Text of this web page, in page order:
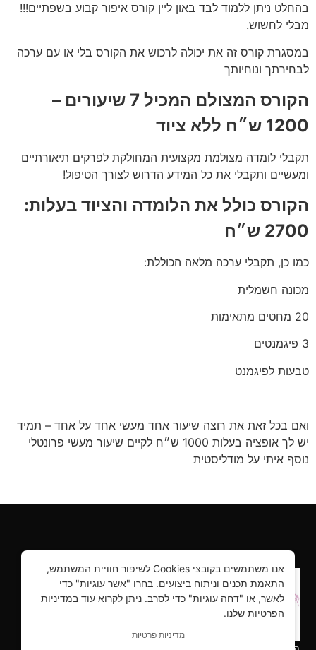
אנו משתמשים בקובצי Cookies לשיפור חוויית המשתמש,
התאמת תכנים וניתוח ביצועים. בחרו "אשר עוגיות" כדי
לאשר, או "דחה עוגיות" כדי לסרב. ניתן לקרוא עוד במדיניות
הפרטיות שלנו.
מדיניות פרטיות
בהחלט ניתן ללמוד לבד באון ליין קורס איפור קבוע בשפתיים!!!
מבלי לחשוש.
במסגרת קורס זה את יכולה לרכוש את הקורס בלי או עם ערכה
לבחירתך ונוחיותך
הקורס המצולם המכיל 7 שיעורים –
1200 ש״ח ללא ציוד
תקבלי לומדה מצולמת מקצועית המחולקת לפרקים תיאורתיים
ומעשיים ותקבלי את כל המידע הדרוש לצורך הטיפול!
הקורס כולל את הלומדה והציוד בעלות:
2700 ש״ח
כמו כן, תקבלי ערכה מלאה הכוללת:
מכונה חשמלית
20 מחטים מתאימות
3 פיגמנטים
טבעות לפיגמנט
ואם בכל זאת את רוצה שיעור אחד מעשי אחד על אחד – תמיד
יש לך אופציה בעלות 1000 ש״ח לקיים שיעור מעשי פרונטלי
נוסף איתי על מודליסטית